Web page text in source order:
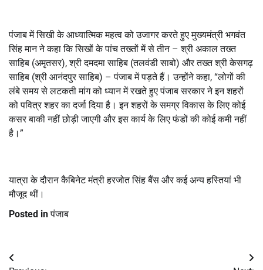
पंजाब में सिखी के आध्यात्मिक महत्व को उजागर करते हुए मुख्यमंत्री भगवंत
सिंह मान ने कहा कि सिखों के पांच तख्तों में से तीन – श्री अकाल तख्त
साहिब (अमृतसर),श्री दमदमा साहिब (तलवंडी साबो) और तख्त श्री केसगढ़
साहिब (श्री आनंदपुर साहिब) – पंजाब में पड़ते हैं। उन्होंने कहा, “लोगों की
लंबे समय से लटकती मांग को ध्यान में रखते हुए पंजाब सरकार ने इन शहरों
को पवित्र शहर का दर्जा दिया है। इन शहरों के समग्र विकास के लिए कोई
कसर बाकी नहीं छोड़ी जाएगी और इस कार्य के लिए फंडों की कोई कमी नहीं
है।”
यात्रा के दौरान कैबिनेट मंत्री हरजोत सिंह बैंस और कई अन्य हस्तियां भी
मौजूद थीं।
Posted inपंजाब
Post